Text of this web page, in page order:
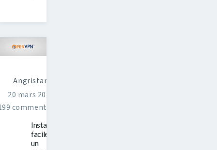
Angristan
20 mars 2016
commentaires
Installer
facilement
un